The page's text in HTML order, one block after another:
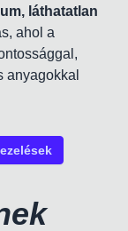
láthatatlan
ahol a
anyagokkal